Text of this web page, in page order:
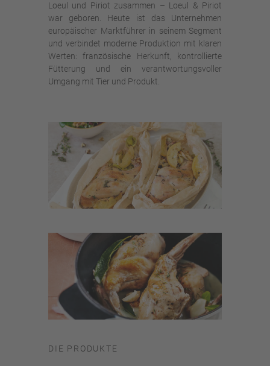
Loeul und Piriot zusammen – Loeul & Piriot
war geboren. Heute ist das Unternehmen
europäischer Marktführer in seinem Segment
und verbindet moderne Produktion mit klaren
Werten: französische Herkunft, kontrollierte
Fütterung und ein verantwortungsvoller
Umgang mit Tier und Produkt.
DIE PRODUKTE